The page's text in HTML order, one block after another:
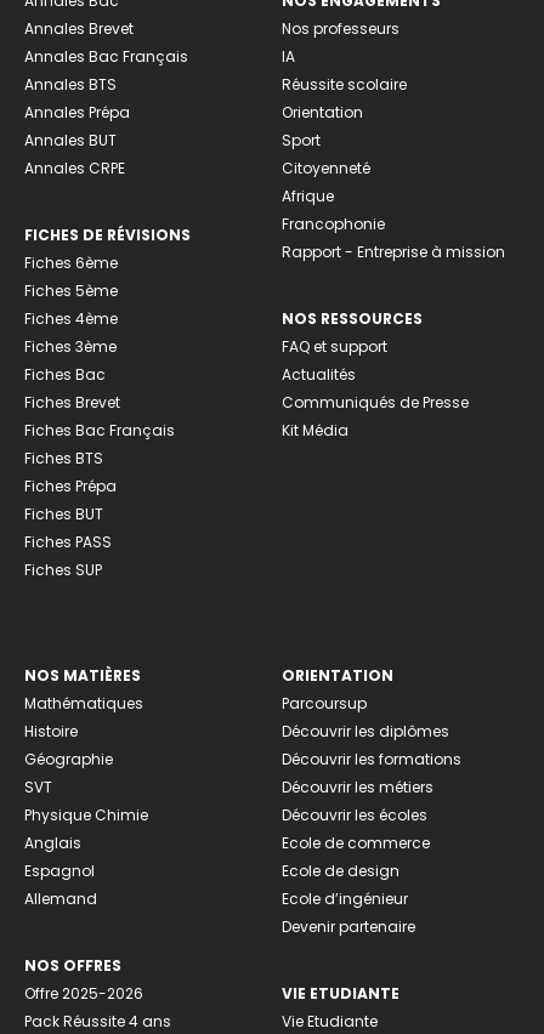
Annales Brevet
Annales Bac Français
Annales BTS
Annales Prépa
Annales BUT
Annales CRPE
FICHES DE RÉVISIONS
Fiches 6ème
Fiches 5ème
Fiches 4ème
Fiches 3ème
Fiches Bac
Fiches Brevet
Fiches Bac Français
Fiches BTS
Fiches Prépa
Fiches BUT
Fiches PASS
Fiches SUP
Nos professeurs
IA
Réussite scolaire
Orientation
Sport
Citoyenneté
Afrique
Francophonie
Rapport - Entreprise à mission
NOS RESSOURCES
FAQ et support
Actualités
Communiqués de Presse
Kit Média
NOS MATIÈRES
Mathématiques
Histoire
Géographie
SVT
Physique Chimie
Anglais
Espagnol
Allemand
NOS OFFRES
Offre 2025-2026
Pack Réussite 4 ans
ORIENTATION
Parcoursup
Découvrir les diplômes
Découvrir les formations
Découvrir les métiers
Découvrir les écoles
Ecole de commerce
Ecole de design
Ecole d’ingénieur
Devenir partenaire
VIE ETUDIANTE
Vie Etudiante